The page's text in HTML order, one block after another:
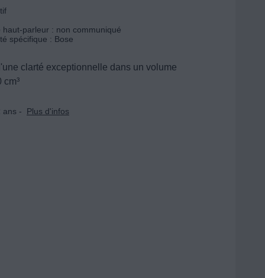
haut-parleur : non communiqué
spécifique : Bose
clarté exceptionnelle dans un volume
cm³
ans -
Plus d'infos